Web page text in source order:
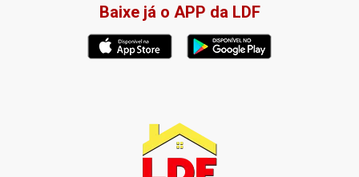
Baixe já o APP da LDF